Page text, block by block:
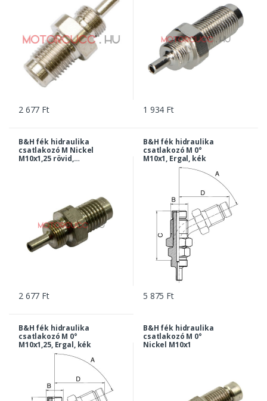
2 677 Ft 1 934 Ft
B&H fék hidraulika
csatlakozó M Nickel
M10x1,25 rövid,
2 677 Ft
B&H fék hidraulika
csatlakozó M 0°
M10x1, Ergal, kék
5 875 Ft
B&H fék hidraulika
csatlakozó M 0°
M10x1,25, Ergal, kék
B&H fék hidraulika
csatlakozó M 0°
Nickel M10x1